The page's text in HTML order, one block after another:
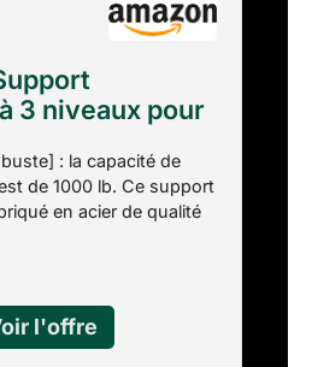
3 niveaux pour
exercice,
: la capacité de
de 1000 lb. Ce support
en acier de qualité
un support de poids
de bien résister
d'efforts intensifs.